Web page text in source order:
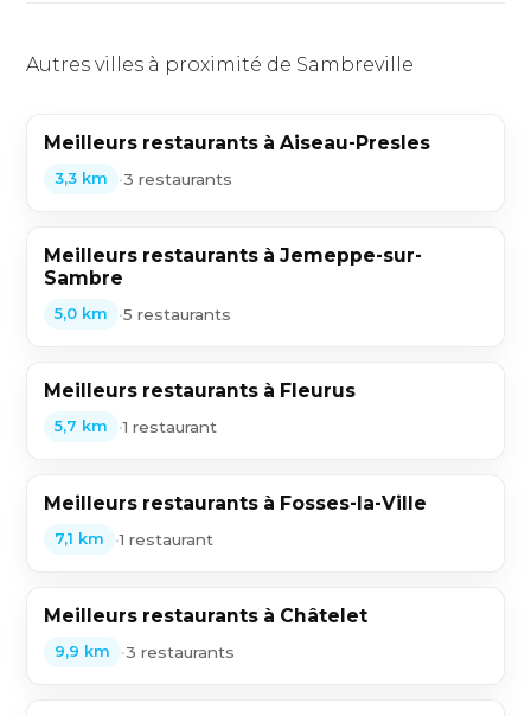
Autres villes à proximité de Sambreville
Meilleurs restaurants à Aiseau-Presles
3,3 km •3 restaurants
Meilleurs restaurants à Jemeppe-sur-
Sambre
5,0 km •5 restaurants
Meilleurs restaurants à Fleurus
5,7 km •1 restaurant
Meilleurs restaurants à Fosses-la-Ville
7,1 km •1 restaurant
Meilleurs restaurants à Châtelet
9,9 km •3 restaurants